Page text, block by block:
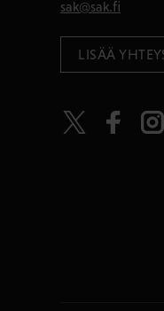
sak@sak.fi
LISÄÄ